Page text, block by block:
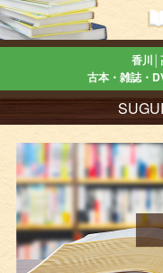
香川│
古本・雑誌・